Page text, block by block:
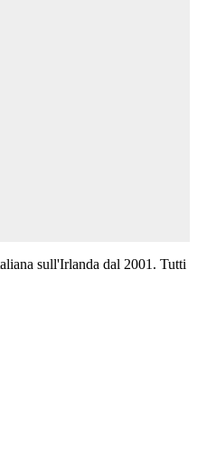
sull'Irlanda dal 2001. Tutti